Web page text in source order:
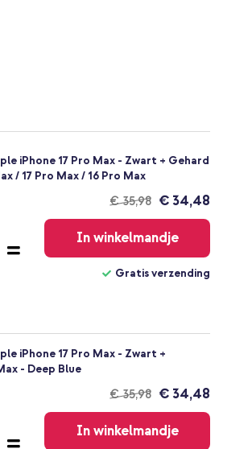
iPhone 17 Pro Max - Zwart + Gehard
/ 17 Pro Max / 16 Pro Max
€ 35,98
verzending
€ 34,48
In winkelmandje
Gratis verzending
iPhone 17 Pro Max - Zwart +
- Deep Blue
€ 35,98
verzending
€ 34,48
In winkelmandje